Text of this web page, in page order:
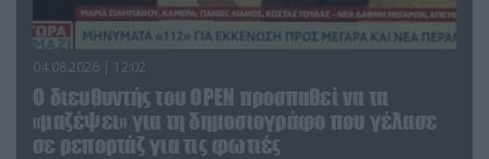
04.08.2026 | 12:02
O διευθυντής του OPEN προσπαθεί να τα
«μαζέψει» για τη δημοσιογράφο που γέλασε
σε ρεπορτάζ για τις φωτιές